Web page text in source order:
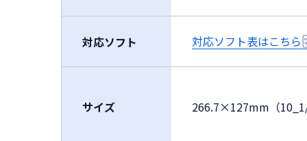
対応ソフト 対応ソフト表はこちら
サイズ 266.7×127mm（